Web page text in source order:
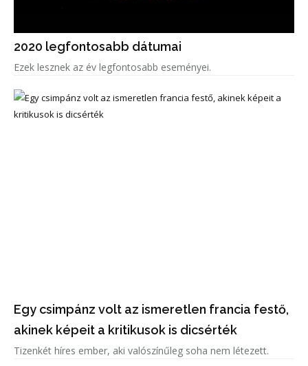
2020 legfontosabb dátumai
Ezek lesznek az év legfontosabb eseményei.
Egy csimpánz volt az ismeretlen francia festő,
akinek képeit a kritikusok is dicsérték
Tizenkét híres ember, aki valószínűleg soha nem létezett.